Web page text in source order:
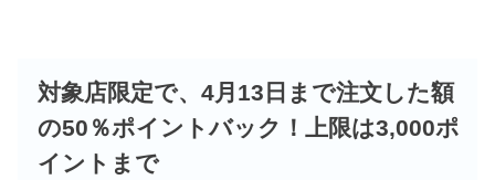
対象店限定で、4月13日まで注文した額
の50％ポイントバック！上限は3,000ポ
イントまで